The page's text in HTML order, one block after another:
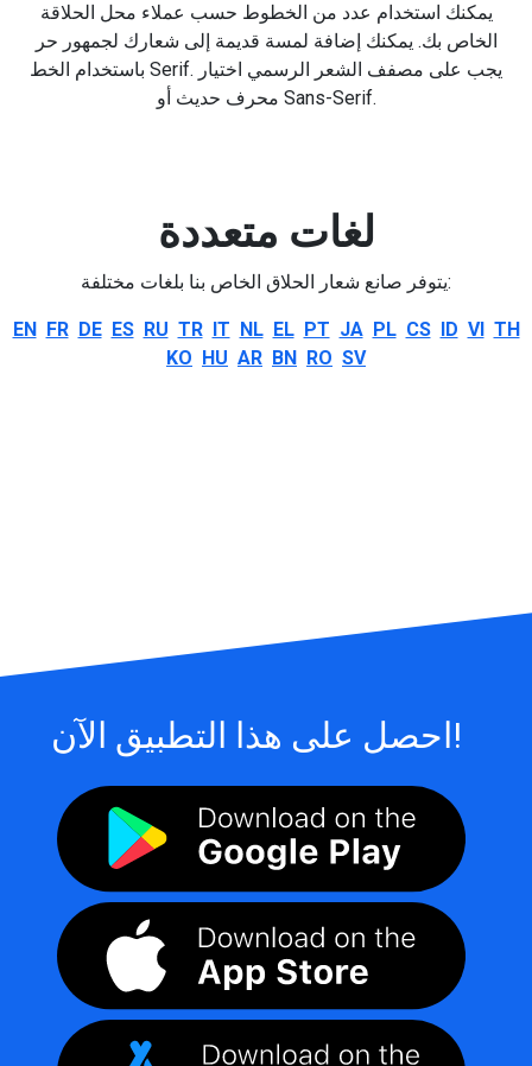
يمكنك استخدام عدد من الخطوط حسب عملاء محل الحلاقة
الخاص بك. يمكنك إضافة لمسة قديمة إلى شعارك لجمهور حر
باستخدام الخط Serif. يجب على مصفف الشعر الرسمي اختيار
محرف حديث أو Sans-Serif.
لغات متعددة
يتوفر صانع شعار الحلاق الخاص بنا بلغات مختلفة:
EN FR DE ES RU TR IT NL EL PT JA PL CS ID VI TH
KO HU AR BN RO SV
احصل على هذا التطبيق الآن!